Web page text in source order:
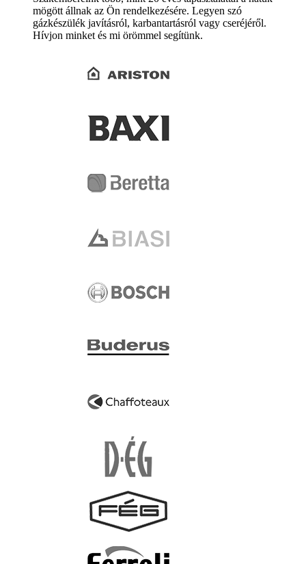
mögött állnak az Ön rendelkezésére. Legyen szó
gázkészülék javításról, karbantartásról vagy cseréjéről.
Hívjon minket és mi örömmel segítünk.